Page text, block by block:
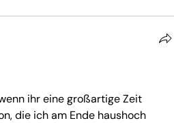
ihr eine großartige Zeit
die ich am Ende haushoch